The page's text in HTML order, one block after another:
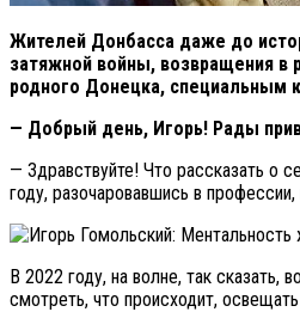
Жителей Донбасса даже до
затяжной войны, возвращения в
родного Донецка, специальным
— Добрый день, Игорь! Рады
— Здравствуйте! Что рассказать о
году, разочаровавшись в
В 2022 году, на волне, так
смотреть, что происходит,